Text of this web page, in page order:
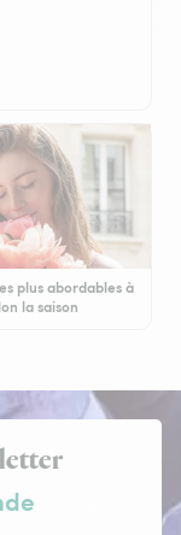
plus abordables à
la saison